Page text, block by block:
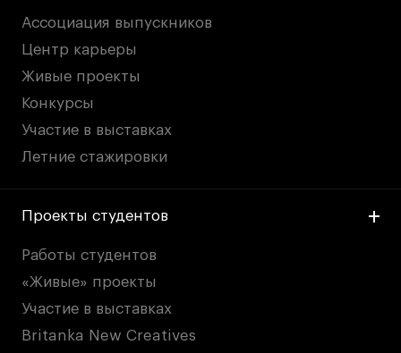
Ассоциация выпускников
Центр карьеры
Живые проекты
Конкурсы
Участие в выставках
Летние стажировки
Проекты студентов
Работы студентов
«Живые» проекты
Участие в выставках
Britanka New Creatives